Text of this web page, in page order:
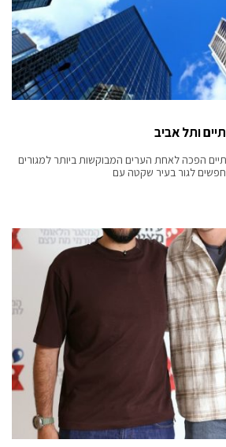
ותל אביב
הפכה לאחת הערים המבוקשות ביותר למגורים
לגור בעיר שקטה עם